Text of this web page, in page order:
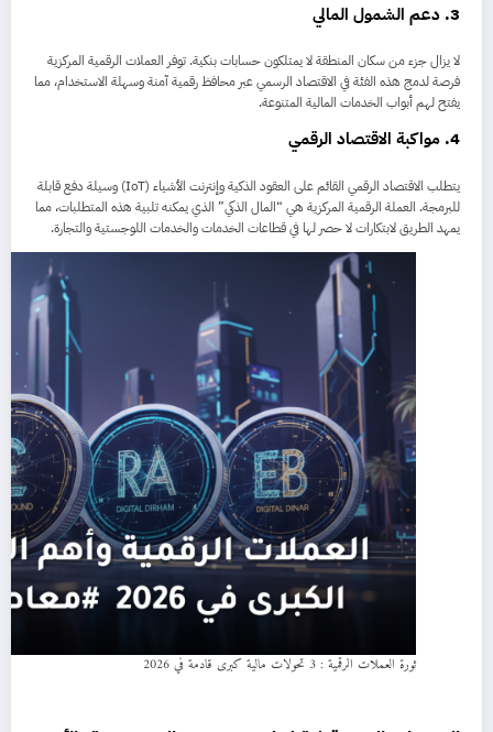
3. دعم الشمول المالي
لا يزال جزء من سكان المنطقة لا يمتلكون حسابات بنكية. توفر العملات الرقمية المركزية
فرصة لدمج هذه الفئة في الاقتصاد الرسمي عبر محافظ رقمية آمنة وسهلة الاستخدام، مما
يفتح لهم أبواب الخدمات المالية المتنوعة.
4. مواكبة الاقتصاد الرقمي
يتطلب الاقتصاد الرقمي القائم على العقود الذكية وإنترنت الأشياء (IoT) وسيلة دفع قابلة
للبرمجة. العملة الرقمية المركزية هي “المال الذكي” الذي يمكنه تلبية هذه المتطلبات، مما
يمهد الطريق لابتكارات لا حصر لها في قطاعات الخدمات والخدمات اللوجستية والتجارة.
ثورة العملات الرقمية : 3 تحولات مالية كبرى قادمة في 2026